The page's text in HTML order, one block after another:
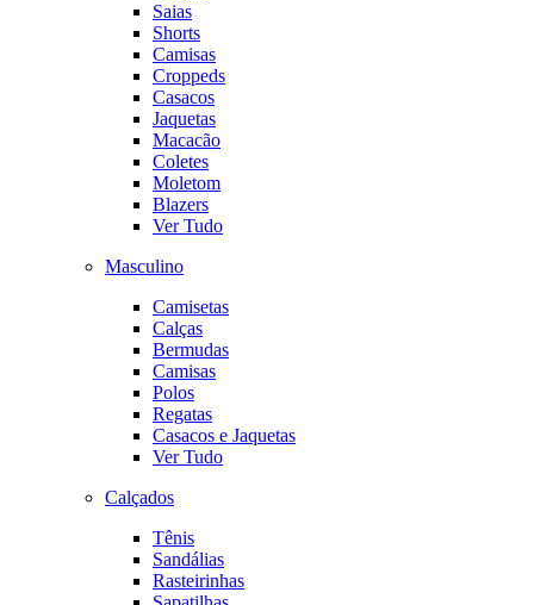
Saias
Shorts
Camisas
Croppeds
Casacos
Jaquetas
Macacão
Coletes
Moletom
Blazers
Ver Tudo
Masculino
Camisetas
Calças
Bermudas
Camisas
Polos
Regatas
Casacos e Jaquetas
Ver Tudo
Calçados
Tênis
Sandálias
Rasteirinhas